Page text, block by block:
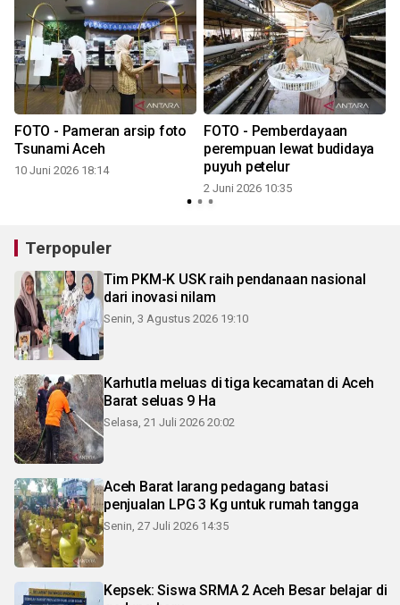
FOTO - Pameran arsip foto
Tsunami Aceh
10 Juni 2026 18:14
FOTO - Pemberdayaan
perempuan lewat budidaya
puyuh petelur
2 Juni 2026 10:35
Terpopuler
Tim PKM-K USK raih pendanaan nasional
dari inovasi nilam
Senin, 3 Agustus 2026 19:10
Karhutla meluas di tiga kecamatan di Aceh
Barat seluas 9 Ha
Selasa, 21 Juli 2026 20:02
Aceh Barat larang pedagang batasi
penjualan LPG 3 Kg untuk rumah tangga
Senin, 27 Juli 2026 14:35
Kepsek: Siswa SRMA 2 Aceh Besar belajar di